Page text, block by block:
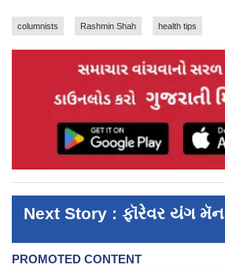
columnists Rashmin Shah health tips
Next Story : ફૉરેવર યંગ મૅન